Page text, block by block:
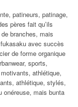
patineurs, patinage,
pères fait qu’ils
de branches, mais
avec succès
de forme organique
sports,
athlétique,
athlétique, stylés,
onéreuse, mais bunta